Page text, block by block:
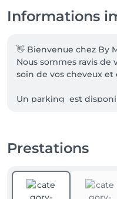
Informations
👋 Bienvenue chez By
Nous sommes ravis
soin de vos cheveux
Un parking  est
Prestations